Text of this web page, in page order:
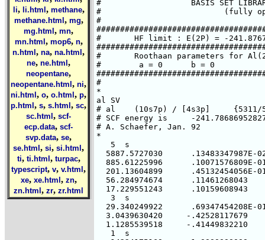
li, li.html , methane,
methane.html , mg,
mg.html , mn,
mn.html , mop6, n,
n.html , na, na.html ,
ne, ne.html ,
neopentane,
neopentane.html , ni,
ni.html , o, o.html , p,
p.html , s, s.html , sc,
sc.html , scf-
ecp.data, scf-
svp.data, se,
se.html , si, si.html ,
ti, ti.html , turpac,
typescript, v, v.html ,
xe, xe.html , zn,
zn.html , zr, zr.html